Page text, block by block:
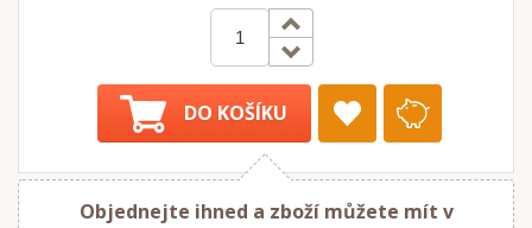
DO KOŠÍKU
Objednejte ihned a zboží můžete mít v